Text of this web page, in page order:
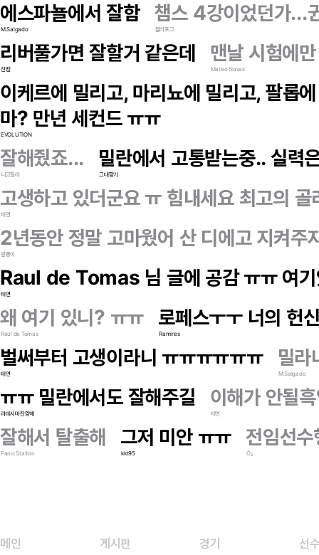
에스파뇰에서 잘함
M.Salgado
챔스 4강이었던가...
블러포그
리버풀가면 잘할거 같은데
전뱀
맨날 시험에
Mateo Navas
이케르에 밀리고, 마리뇨에 밀리고, 팔롭
마? 만년 세컨드 ㅠㅠ
EVOLUTION
잘해줬죠...
니고질라
밀란에서 고통받는중.. 실력
그대향기
고생하고 있더군요 ㅠ 힘내세요 최고의 골
태연
2년동안 정말 고마웠어 산 디에고 지켜주
깔롱이
Raul de Tomas 님 글에 공감 ㅠㅠ 여기
태연
왜 여기 있니? ㅠㅠ
Raul de Tomas
로페스ㅜㅜ 너의 헌
Ramires
벌써부터 고생이라니 ㅠㅠㅠㅠㅠㅠ
태연
밀라
M.Salgado
ㅠㅠ 밀란에서도 잘해주길
라데시마찬양해
이해가 안될
태연
잘해서 탈출해
Panic Station
그저 미안 ㅠㅠ
kkt95
전임선수
O₂
메인 게시판 경기 선